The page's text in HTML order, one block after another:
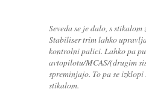
Seveda se je dalo, s
Stabiliser trim lahko
kontrolni palici. Lahko pa
avtopilotu/MCAS/(drugim
spreminjajo. To pa se izklopi
stikalom.